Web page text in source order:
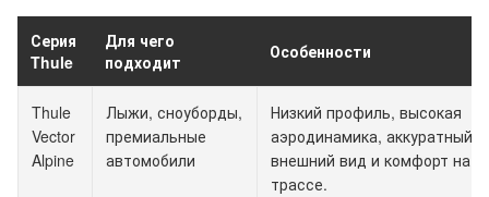
Серия
Thule
Для чего
подходит
Особенности
Thule
Vector
Alpine
Лыжи, сноуборды,
премиальные
автомобили
Низкий профиль, высокая
аэродинамика, аккуратный
внешний вид и комфорт на
трассе.